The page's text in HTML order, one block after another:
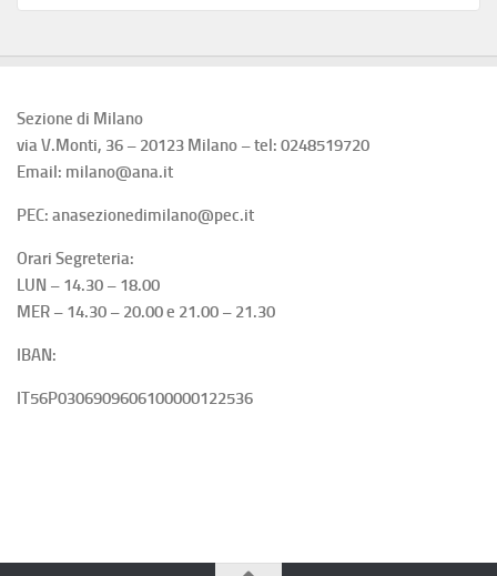
Sezione di Milano
via V.Monti, 36 – 20123 Milano – tel: 0248519720
Email: milano@ana.it
PEC: anasezionedimilano@pec.it
Orari Segreteria:
LUN – 14.30 – 18.00
MER – 14.30 – 20.00 e 21.00 – 21.30
IBAN:
IT56P0306909606100000122536